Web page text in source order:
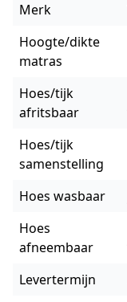
Merk
Hoogte/dikte
matras
Hoes/tijk
afritsbaar
Hoes/tijk
samenstelling
Hoes wasbaar
Hoes
afneembaar
Levertermijn